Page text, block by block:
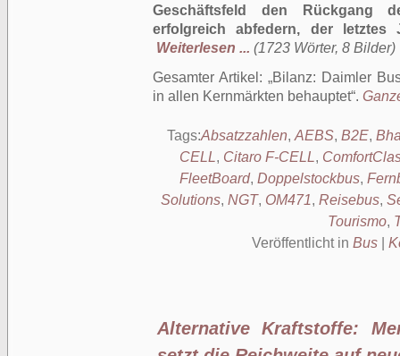
Geschäftsfeld den Rückgang
erfolgreich abfedern, der
Weiterlesen ... (1723 Wörter, 8 Bilder)
Gesamter Artikel:
Bilanz: Daimler
in allen Kernmärkten behauptet .
Tags:Absatzzahlen, AEBS, B2E,
CELL, Citaro F-CELL,
FleetBoard, Doppelstockbus,
Solutions, NGT, OM471, Reisebus,
Tourismo,
Veröffentlicht in Bus|
Alternative Kraftstoffe: